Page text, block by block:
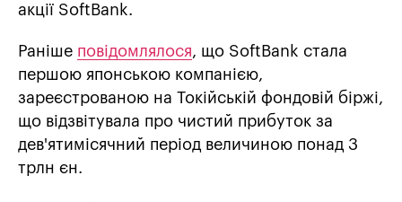
акції SoftBank.
Раніше повідомлялося , що SoftBank стала
першою японською компанією,
зареєстрованою на Токійській фондовій біржі,
що відзвітувала про чистий прибуток за
дев'ятимісячний період величиною понад 3
трлн єн.